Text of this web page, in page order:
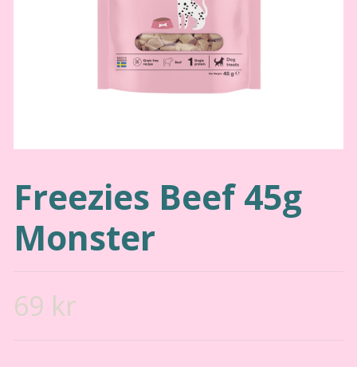
Freezies Beef 45g
Monster
69 kr